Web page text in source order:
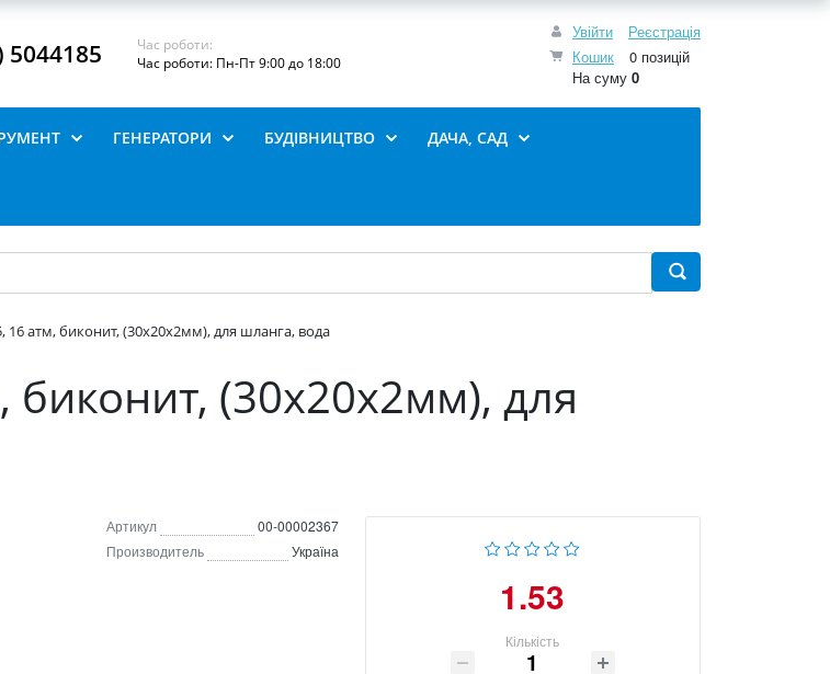
Увійти
Реєстрація
Кошик
0 позицій
На суму 0
5044185
Час роботи:
Час роботи: Пн-Пт 9:00 до 18:00
ГЕНЕРАТОРИ БУДІВНИЦТВО ДАЧА, САД
16 атм, биконит, (30х20х2мм), для шланга, вода
(30х20х2мм), для
Артикул
00-00002367
Производитель
Україна
1.53
Кількість